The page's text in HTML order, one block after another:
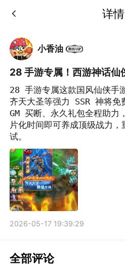
详情
小香油
28 手游专属！西游神话仙
28 手游专属这款国风仙侠手
齐天大圣等强力 SSR 神将免
GM 买断、永久礼包全程助力
片化时间即可养成顶级战力
试。
2026-05-17 19:39:29
全部评论